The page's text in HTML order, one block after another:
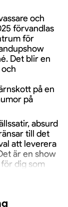
och
förvandlas
för
Det blir en
på en
på
absurd
till det
att leverera
är en show
dig som
Här